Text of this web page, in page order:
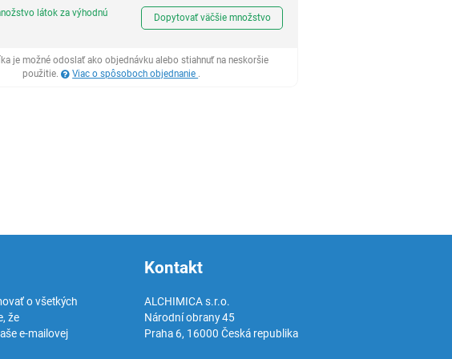
Ks
látok za výhodnú
Dopytovať väčšie množstvo
je možné odoslať ako objednávku alebo stiahnuť na neskoršie
použitie.
Viac o spôsoboch objednanie .
o všetkých
že
e-mailovej
Kontakt
ALCHIMICA s.r.o.
Národní obrany 45
Praha 6, 16000 Česká republika